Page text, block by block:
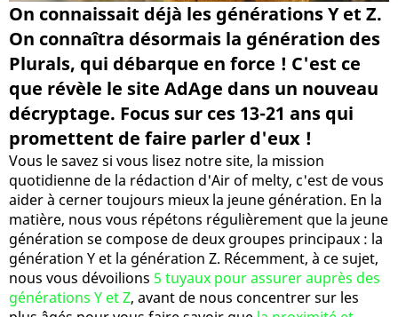
On connaissait déjà les générations Y et Z.
On connaîtra désormais la génération des
Plurals, qui débarque en force ! C'est ce
que révèle le site AdAge dans un nouveau
décryptage. Focus sur ces 13-21 ans qui
promettent de faire parler d'eux !
Vous le savez si vous lisez notre site, la mission
quotidienne de la rédaction d'Air of melty, c'est de vous
aider à cerner toujours mieux la jeune génération. En la
matière, nous vous répétons régulièrement que la jeune
génération se compose de deux groupes principaux : la
génération Y et la génération Z. Récemment, à ce sujet,
nous vous dévoilions 5 tuyaux pour assurer auprès des
générations Y et Z, avant de nous concentrer sur les